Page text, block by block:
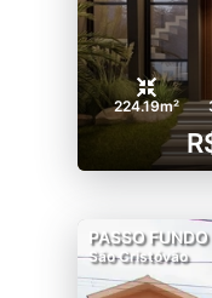
224.19m²
PASSO FUNDO
São Cristóvão